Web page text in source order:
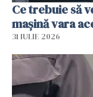
Ce trebuie să
mașină vara
31 IULIE 2026